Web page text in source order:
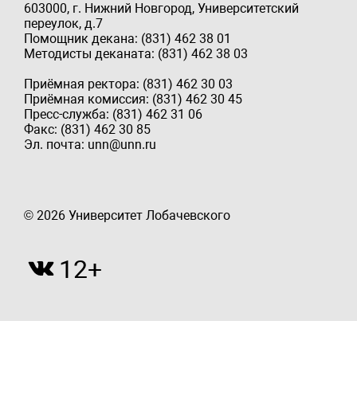
603000, г. Нижний Новгород, Университетский
переулок, д.7
Помощник декана: (831) 462 38 01
Методисты деканата: (831) 462 38 03
Приёмная ректора: (831) 462 30 03
Приёмная комиссия: (831) 462 30 45
Пресс-служба: (831) 462 31 06
Факс: (831) 462 30 85
Эл. почта: unn@unn.ru
© 2026 Университет Лобачевского
12+